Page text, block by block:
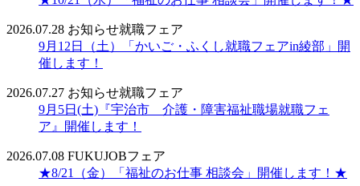
2026.07.28 お知らせ就職フェア
9月12日（土）「かいご・ふくし就職フェアin綾部」開
催します！
2026.07.27 お知らせ就職フェア
9月5日(土)『宇治市 介護・障害福祉職場就職フェ
ア』開催します！
2026.07.08 FUKUJOBフェア
★8/21（金）「福祉のお仕事 相談会」開催します！★